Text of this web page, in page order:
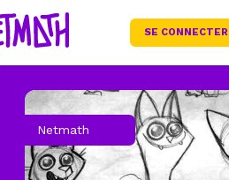
SE CONNECTER
Netmath